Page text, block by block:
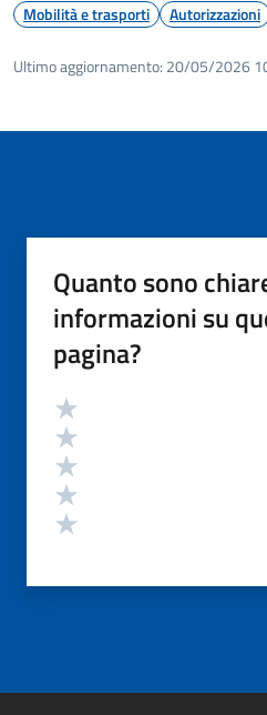
Mobilità e trasporti Autorizzazioni
Ultimo aggiornamento: 20/05/2026
Quanto sono
informazioni su
pagina?
Valutazione